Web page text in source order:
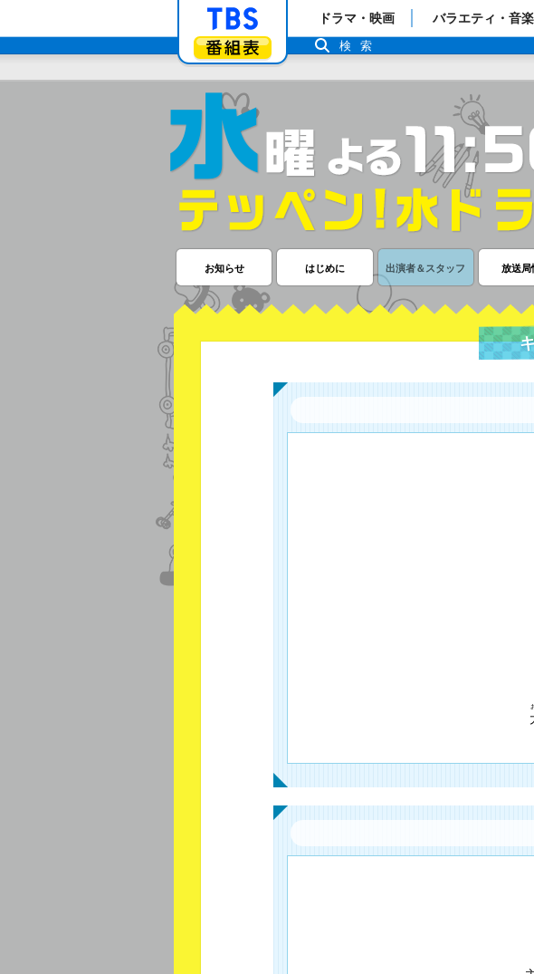
「TBSテレビ」トップページ
番組表
ドラマ・映画 バラエティ・音楽
検索
お知らせ はじめに 出演者＆ スタッフ 放送局